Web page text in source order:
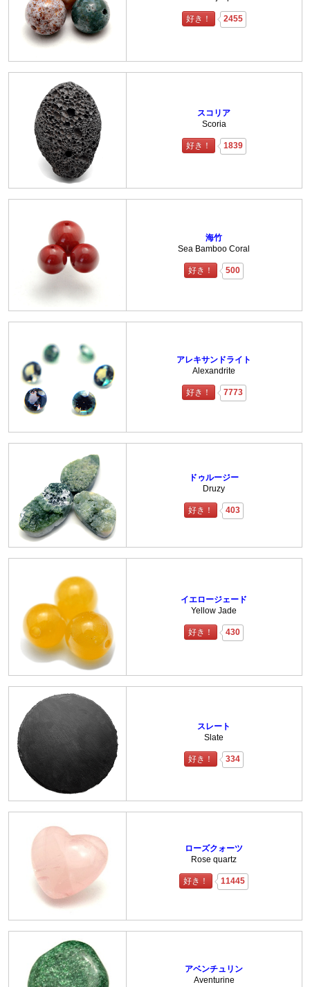
好き！ 2455
スコリア
Scoria
好き！ 1839
海竹
Sea Bamboo Coral
好き！ 500
アレキサンドライト
Alexandrite
好き！ 7773
ドゥルージー
Druzy
好き！ 403
イエロージェード
Yellow Jade
好き！ 430
スレート
Slate
好き！ 334
ローズクォーツ
Rose quartz
好き！ 11445
アベンチュリン
Aventurine